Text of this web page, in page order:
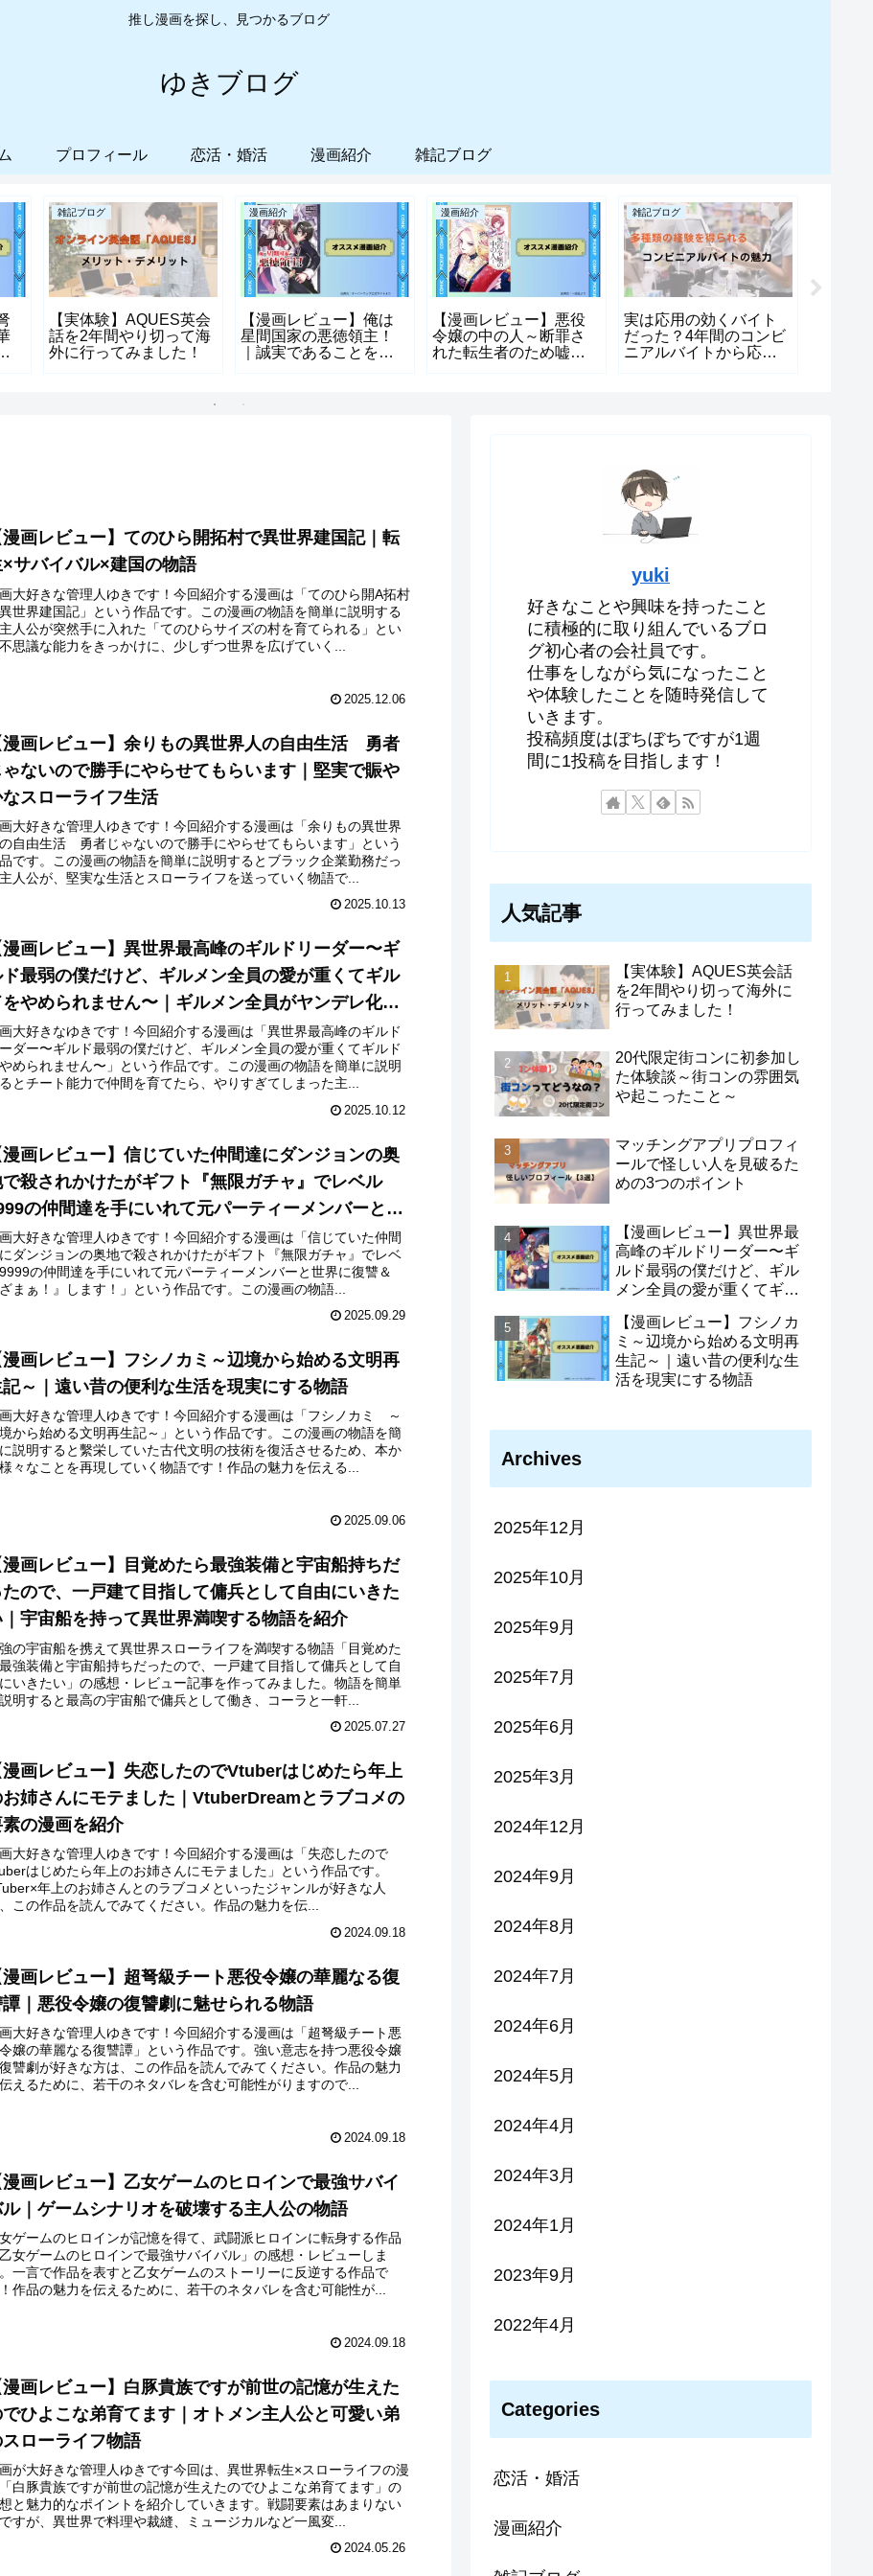
推し漫画を探し、見つかるブログ
ゆきブログ
プロフィール 恋活・婚活 漫画紹介 雑記ブログ
雑記ブログ
【実体験】AQUES英会
話を2年間やり切って海
外に行ってみました！
漫画紹介
【漫画レビュー】俺は
星間国家の悪徳領主！
｜誠実であることを捨
漫画紹介
【漫画レビュー】悪役
令嬢の中の人～断罪さ
れた転生者のため嘘つ
雑記ブログ
実は応用の効くバイト
だった？4年間のコンビ
ニアルバイトから応用
漫画レビュー】てのひら開拓村で異世界建国記｜転
×サバイバル×建国の物語
大好きな管理人ゆきです！今回紹介する漫画は「てのひら開A拓村
世界建国記」という作品です。この漫画の物語を簡単に説明する
人公が突然手に入れた「てのひらサイズの村を育てられる」とい
思議な能力をきっかけに、少しずつ世界を広げていく...
2025.12.06
漫画レビュー】余りもの異世界人の自由生活 勇者
ゃないので勝手にやらせてもらいます｜堅実で賑や
スローライフ生活
大好きな管理人ゆきです！今回紹介する漫画は「余りもの異世界
自由生活 勇者じゃないので勝手にやらせてもらいます」という
です。この漫画の物語を簡単に説明するとブラック企業勤務だっ
人公が、堅実な生活とスローライフを送っていく物語で...
2025.10.13
漫画レビュー】異世界最高峰のギルドリーダー〜ギ
最弱の僕だけど、ギルメン全員の愛が重くてギル
をやめられません〜｜ギルメン全員がヤンデレ化さ
主人公の物語
大好きなゆきです！今回紹介する漫画は「異世界最高峰のギルド
ダー〜ギルド最弱の僕だけど、ギルメン全員の愛が重くてギルド
められません〜」という作品です。この漫画の物語を簡単に説明
とチート能力で仲間を育てたら、やりすぎてしまった主...
2025.10.12
漫画レビュー】信じていた仲間達にダンジョンの奥
殺されかけたがギフト『無限ガチャ』でレベル
の仲間達を手にいれて元パーティーメンバーと世
復讐＆『ざまぁ！』します！｜復讐と成り上がり
転物語
大好きな管理人ゆきです！今回紹介する漫画は「信じていた仲間
ダンジョンの奥地で殺されかけたがギフト『無限ガチャ』でレベ
の仲間達を手にいれて元パーティーメンバーと世界に復讐＆
ざまぁ！』します！」という作品です。この漫画の物語...
2025.09.29
漫画レビュー】フシノカミ～辺境から始める文明再
～｜遠い昔の便利な生活を現実にする物語
大好きな管理人ゆきです！今回紹介する漫画は「フシノカミ ～
から始める文明再生記～」という作品です。この漫画の物語を簡
説明すると繫栄していた古代文明の技術を復活させるため、本か
々なことを再現していく物語です！作品の魅力を伝える...
2025.09.06
漫画レビュー】目覚めたら最強装備と宇宙船持ちだ
たので、一戸建て目指して傭兵として自由にいきた
｜宇宙船を持って異世界満喫する物語を紹介
の宇宙船を携えて異世界スローライフを満喫する物語「目覚めた
強装備と宇宙船持ちだったので、一戸建て目指して傭兵として自
いきたい」の感想・レビュー記事を作ってみました。物語を簡単
明すると最高の宇宙船で傭兵として働き、コーラと一軒...
2025.07.27
漫画レビュー】失恋したのでVtuberはじめたら年上
お姉さんにモテました｜VtuberDreamとラブコメの
の漫画を紹介
大好きな管理人ゆきです！今回紹介する漫画は「失恋したので
はじめたら年上のお姉さんにモテました」という作品です。
年上のお姉さんとのラブコメといったジャンルが好きな人
この作品を読んでみてください。作品の魅力を伝...
2024.09.18
漫画レビュー】超弩級チート悪役令嬢の華麗なる復
｜悪役令嬢の復讐劇に魅せられる物語
大好きな管理人ゆきです！今回紹介する漫画は「超弩級チート悪
嬢の華麗なる復讐譚」という作品です。強い意志を持つ悪役令嬢
讐劇が好きな方は、この作品を読んでみてください。作品の魅力
えるために、若干のネタバレを含む可能性がりますので...
2024.09.18
漫画レビュー】乙女ゲームのヒロインで最強サバイ
｜ゲームシナリオを破壊する主人公の物語
ゲームのヒロインが記憶を得て、武闘派ヒロインに転身する作品
乙女ゲームのヒロインで最強サバイバル」の感想・レビューしま
一言で作品を表すと乙女ゲームのストーリーに反逆する作品で
作品の魅力を伝えるために、若干のネタバレを含む可能性が...
2024.09.18
漫画レビュー】白豚貴族ですが前世の記憶が生えた
ひよこな弟育てます｜オトメン主人公と可愛い弟
ローライフ物語
が大好きな管理人ゆきです今回は、異世界転生×スローライフの漫
白豚貴族ですが前世の記憶が生えたのでひよこな弟育てます」の
と魅力的なポイントを紹介していきます。戦闘要素はあまりない
すが、異世界で料理や裁縫、ミュージカルなど一風変...
2024.05.26
yuki
好きなことや興味を持ったこと
に積極的に取り組んでいるブロ
グ初心者の会社員です。
仕事をしながら気になったこと
や体験したことを随時発信して
いきます。
投稿頻度はぼちぼちですが1週
間に1投稿を目指します！
人気記事
【実体験】AQUES英会話
を2年間やり切って海外に
行ってみました！
20代限定街コンに初参加し
た体験談～街コンの雰囲気
や起こったこと～
マッチングアプリプロフィ
ールで怪しい人を見破るた
めの3つのポイント
【漫画レビュー】異世界最
高峰のギルドリーダー〜ギ
ルド最弱の僕だけど、ギル
メン全員の愛が重くてギル
ルメン全員がヤンデレ化さ
せた主人公の物語
【漫画レビュー】フシノカ
ミ～辺境から始める文明再
生記～｜遠い昔の便利な生
活を現実にする物語
Archives
2025年12月
2025年10月
2025年9月
2025年7月
2025年6月
2025年3月
2024年12月
2024年9月
2024年8月
2024年7月
2024年6月
2024年5月
2024年4月
2024年3月
2024年1月
2023年9月
2022年4月
Categories
恋活・婚活
漫画紹介